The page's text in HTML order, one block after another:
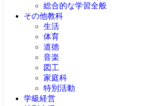
総合的な学習全般
その他教科
生活
体育
道徳
音楽
図工
家庭科
特別活動
学級経営